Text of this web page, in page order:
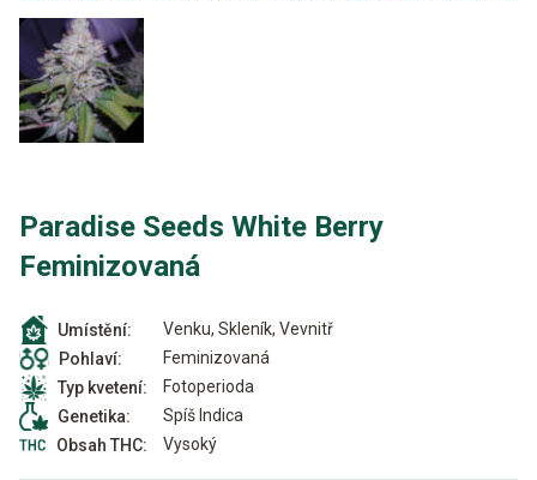
Paradise Seeds White Berry
Feminizovaná
Umístění:
Venku, Skleník, Vevnitř
Pohlaví:
Feminizovaná
Typ kvetení:
Fotoperioda
Genetika:
Spíš Indica
Obsah THC:
Vysoký